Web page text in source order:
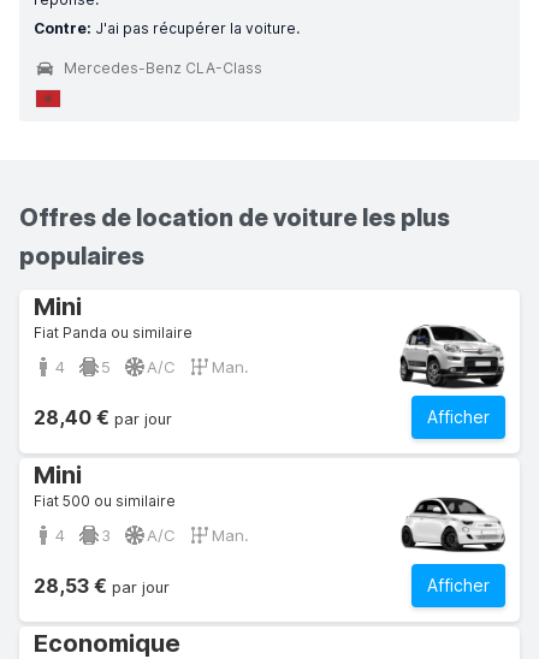
Contre: J'ai pas récupérer la voiture.
Mercedes-Benz CLA-Class
Offres de location de voiture les plus
populaires
Mini
Fiat Panda ou similaire
4 5 A/C Man.
Afficher
28,40 € par jour
Mini
Fiat 500 ou similaire
4 3 A/C Man.
Afficher
28,53 € par jour
Economique